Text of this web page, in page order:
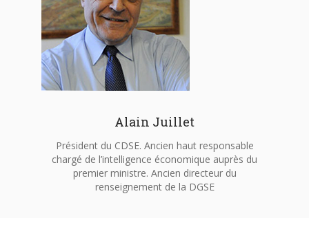
Alain Juillet
Président du CDSE. Ancien haut responsable
chargé de l’intelligence économique auprès du
premier ministre. Ancien directeur du
renseignement de la DGSE